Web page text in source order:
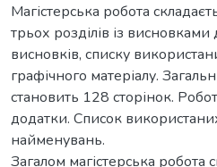
Магістерська робота
трьох розділів із
висновків, списку
графічного матеріалу.
становить 128 сторінок.
додатки. Список
найменувань.
Загалом магістерська робота